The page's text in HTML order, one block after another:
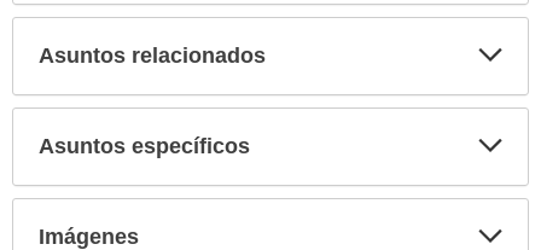
Asuntos relacionados
Asuntos específicos
Imágenes